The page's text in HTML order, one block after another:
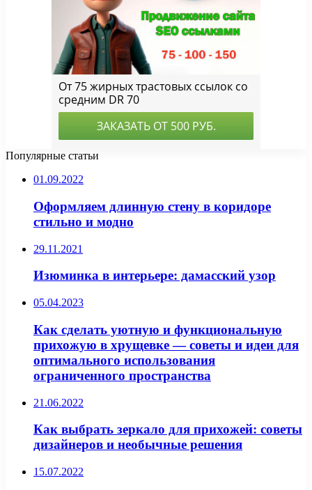
Популярные статьи
01.09.2022
Оформляем длинную стену в коридоре
стильно и модно
29.11.2021
Изюминка в интерьере: дамасский узор
05.04.2023
Как сделать уютную и функциональную
прихожую в хрущевке — советы и идеи для
оптимального использования
ограниченного пространства
21.06.2022
Как выбрать зеркало для прихожей: советы
дизайнеров и необычные решения
15.07.2022